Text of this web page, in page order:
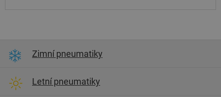
Zimní pneumatiky
Letní pneumatiky